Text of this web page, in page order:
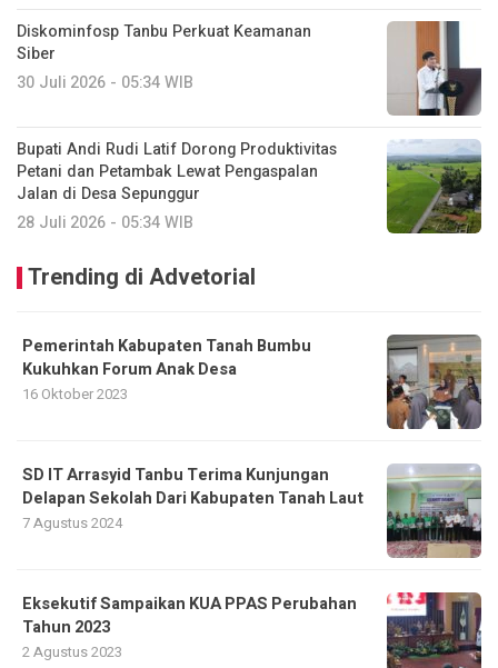
Diskominfosp Tanbu Perkuat Keamanan
Siber
30 Juli 2026 - 05:34 WIB
Bupati Andi Rudi Latif Dorong Produktivitas
Petani dan Petambak Lewat Pengaspalan
Jalan di Desa Sepunggur
28 Juli 2026 - 05:34 WIB
Trending di Advetorial
Pemerintah Kabupaten Tanah Bumbu
Kukuhkan Forum Anak Desa
16 Oktober 2023
SD IT Arrasyid Tanbu Terima Kunjungan
Delapan Sekolah Dari Kabupaten Tanah Laut
7 Agustus 2024
Eksekutif Sampaikan KUA PPAS Perubahan
Tahun 2023
2 Agustus 2023